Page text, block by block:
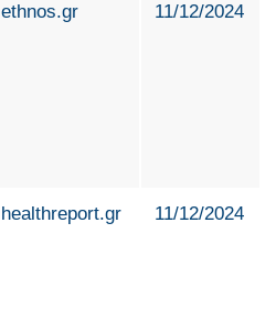
ethnos.gr 11/12/2024
healthreport.gr 11/12/2024